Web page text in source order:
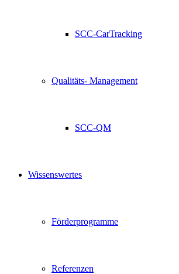
SCC-CarTracking
Qualitäts- Management
SCC-QM
Wissenswertes
Förderprogramme
Referenzen